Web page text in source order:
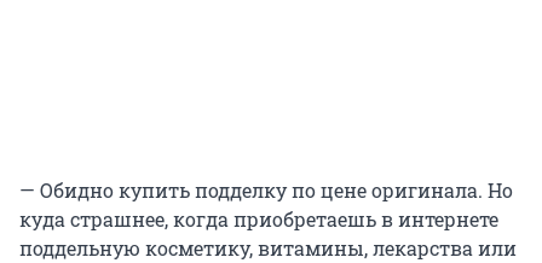
— Обидно купить подделку по цене оригинала. Но
куда страшнее, когда приобретаешь в интернете
поддельную косметику, витамины, лекарства или